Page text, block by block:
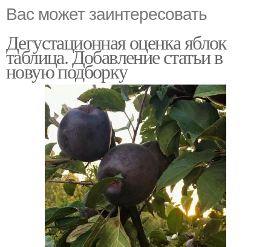
Вас может заинтересовать
Дегустационная оценка яблок
таблица. Добавление статьи в
новую подборку